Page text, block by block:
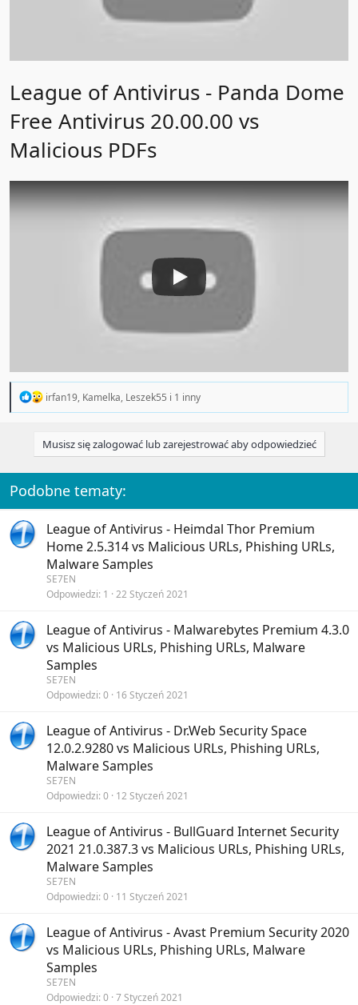
League of Antivirus - Panda Dome
Free Antivirus 20.00.00 vs
Malicious PDFs
R
t
i
o
n
s
:
irfan19, Kamelka, Leszek55 i 1 inny
Musisz się zalogować lub zarejestrować aby odpowiedzieć
Podobne tematy:
League of Antivirus - Heimdal Thor Premium
Home 2.5.314 vs Malicious URLs, Phishing URLs,
Malware Samples
SE7EN
Odpowiedzi 1 22 Styczeń 2021
League of Antivirus - Malwarebytes Premium 4.3.0
vs Malicious URLs, Phishing URLs, Malware
Samples
SE7EN
Odpowiedzi 0 16 Styczeń 2021
League of Antivirus - Dr.Web Security Space
12.0.2.9280 vs Malicious URLs, Phishing URLs,
Malware Samples
SE7EN
Odpowiedzi 0 12 Styczeń 2021
League of Antivirus - BullGuard Internet Security
2021 21.0.387.3 vs Malicious URLs, Phishing URLs,
Malware Samples
SE7EN
Odpowiedzi 0 11 Styczeń 2021
League of Antivirus - Avast Premium Security 2020
vs Malicious URLs, Phishing URLs, Malware
Samples
SE7EN
Odpowiedzi 0 7 Styczeń 2021